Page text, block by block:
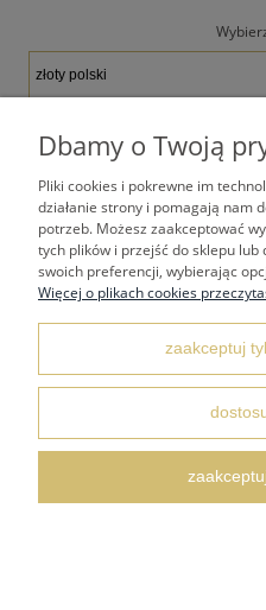
TWOJE
KONTAKT I
FAQ NAJCZĘŚCIEJ
Dbamy o Twoją
Pliki cookies i pokrewne im
działanie strony i pomagają nam
potrzeb. Możesz zaakceptować
tych plików i przejść do sklepu
swoich preferencji, wybierając
Więcej o plikach cookies
zaakceptuj